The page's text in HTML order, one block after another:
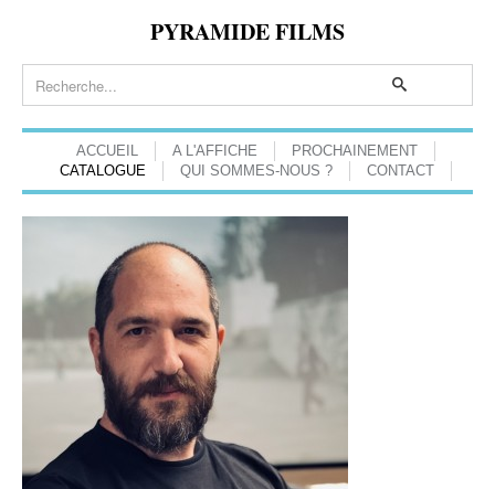
PYRAMIDE FILMS
ACCUEIL A L'AFFICHE
PROCHAINEMENT
CATALOGUE
QUI SOMMES-NOUS ? CONTACT